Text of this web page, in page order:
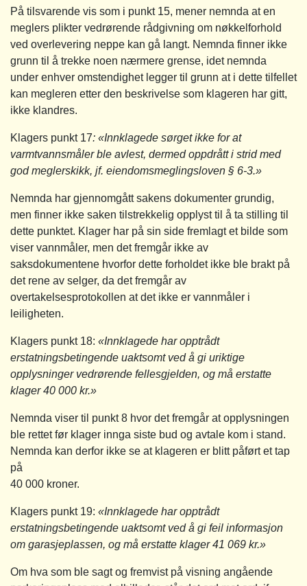
På tilsvarende vis som i punkt 15, mener nemnda at en
meglers plikter vedrørende rådgivning om nøkkelforhold
ved overlevering neppe kan gå langt. Nemnda finner ikke
grunn til å trekke noen nærmere grense, idet nemnda
under enhver omstendighet legger til grunn at i dette tilfellet
kan megleren etter den beskrivelse som klageren har gitt,
ikke klandres.
Klagers punkt 17: «Innklagede sørget ikke for at
varmtvannsmåler ble avlest, dermed oppdrått i strid med
god meglerskikk, jf. eiendomsmeglingsloven § 6-3.»
Nemnda har gjennomgått sakens dokumenter grundig,
men finner ikke saken tilstrekkelig opplyst til å ta stilling til
dette punktet. Klager har på sin side fremlagt et bilde som
viser vannmåler, men det fremgår ikke av
saksdokumentene hvorfor dette forholdet ikke ble brakt på
det rene av selger, da det fremgår av
overtakelsesprotokollen at det ikke er vannmåler i
leiligheten.
Klagers punkt 18: «Innklagede har opptrådt
erstatningsbetingende uaktsomt ved å gi uriktige
opplysninger vedrørende fellesgjelden, og må erstatte
klager 40 000 kr.»
Nemnda viser til punkt 8 hvor det fremgår at opplysningen
ble rettet før klager innga siste bud og avtale kom i stand.
Nemnda kan derfor ikke se at klageren er blitt påført et tap
på
40 000 kroner.
Klagers punkt 19: «Innklagede har opptrådt
erstatningsbetingende uaktsomt ved å gi feil informasjon
om garasjeplassen, og må erstatte klager 41 069 kr.»
Om hva som ble sagt og fremvist på visning angående